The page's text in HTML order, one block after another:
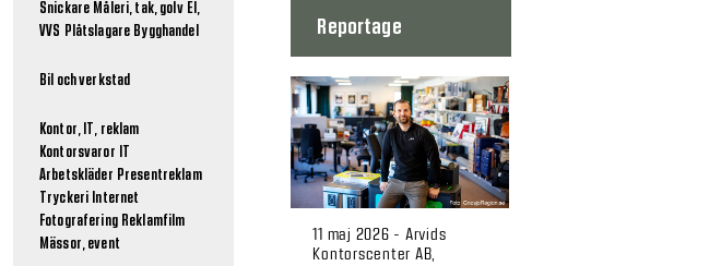
Snickare Måleri, tak, golv El,
VVS Plåtslagare Bygghandel
Bil och verkstad
Kontor, IT, reklam
Kontorsvaror
Arbetskläder Presentreklam
Tryckeri Internet
Fotografering Reklamfilm
Mässor, event
Reportage
11 maj 2026 - Arvids
Kontorscenter AB,